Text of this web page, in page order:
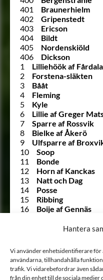
Hantera
Vi använder enhetsidentifierare för
användarna, tillhandahålla
trafik. Vi vidarebefordrar även
från din enhet till de sociala medier
401
Braunerhielm
402
Gripenstedt
403
Ericson
404
Bildt
405
Nordenskiöld
406
Dickson
1
Lilliehöök af Fårdala
2
Forstena-släkten
3
Bååt
4
Fleming
5
Kyle
6
Lillie af Greger
7
Sparre af Rossvik
8
Bielke af Åkerö
9
Ulfsparre af
10
Soop
11
Bonde
12
Horn af Kanckas
13
Natt och Dag
14
Posse
15
Ribbing
16
Boije af Gennäs
Falkenberg af
20
Holck
21
Krabbe af
22
Urne
23
Barnekow